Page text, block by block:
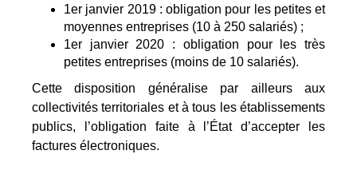
1er janvier 2019 : obligation pour les petites et
moyennes entreprises (10 à 250 salariés) ;
1er janvier 2020 : obligation pour les très
petites entreprises (moins de 10 salariés).
Cette disposition généralise par ailleurs aux
collectivités territoriales et à tous les établissements
publics, l’obligation faite à l’État d’accepter les
factures électroniques.